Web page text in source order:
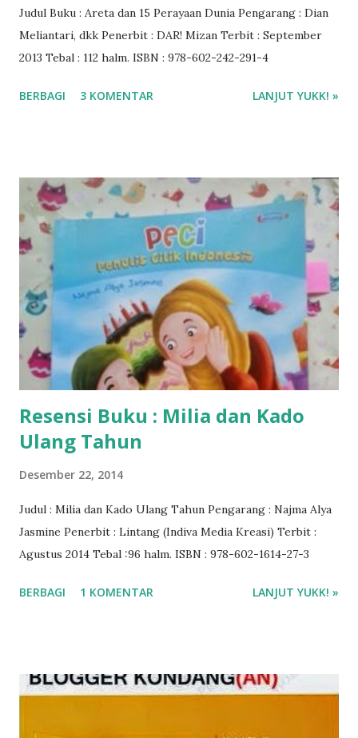
Judul Buku : Areta dan 15 Perayaan Dunia Pengarang : Dian
Meliantari, dkk Penerbit : DAR! Mizan Terbit : September
2013 Tebal : 112 halm. ISBN : 978-602-242-291-4
BERBAGI 3 KOMENTAR LANJUT YUKK! »
Resensi Buku : Milia dan Kado
Ulang Tahun
Desember 22, 2014
Judul : Milia dan Kado Ulang Tahun Pengarang : Najma Alya
Jasmine Penerbit : Lintang (Indiva Media Kreasi) Terbit :
Agustus 2014 Tebal :96 halm. ISBN : 978-602-1614-27-3
BERBAGI 1 KOMENTAR LANJUT YUKK! »